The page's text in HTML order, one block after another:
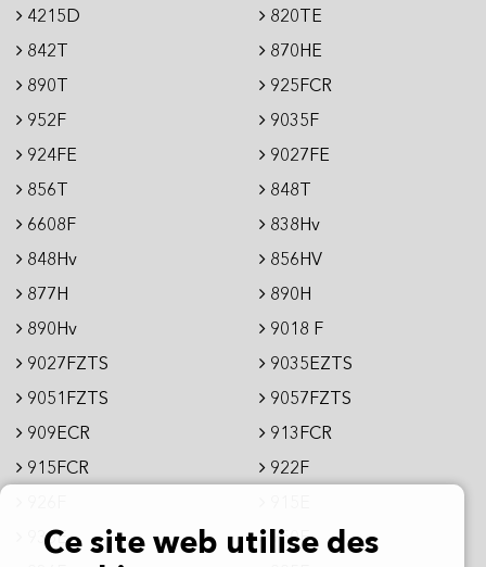
4215D
820TE
842T
870HE
890T
925FCR
952F
9035F
924FE
9027FE
856T
848T
6608F
838Hv
848Hv
856HV
877H
890H
890Hv
9018 F
9027FZTS
9035EZTS
9051FZTS
9057FZTS
909ECR
913FCR
915FCR
922F
936E
950E
Ce site web utilise des